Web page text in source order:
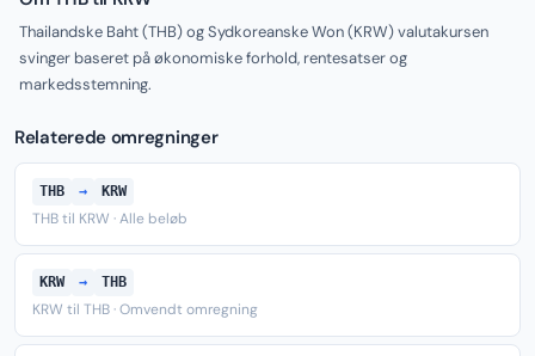
Thailandske Baht (THB) og Sydkoreanske Won (KRW) valutakursen
svinger baseret på økonomiske forhold, rentesatser og
markedsstemning.
Relaterede omregninger
THB → KRW
THB til KRW · Alle beløb
KRW → THB
KRW til THB · Omvendt omregning